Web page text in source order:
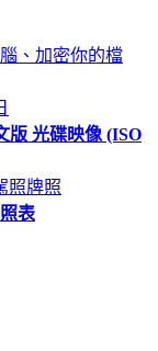
、加密你的檔
版 光碟映像 (ISO
照牌照
表